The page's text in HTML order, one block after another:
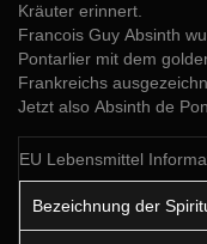
Kräuter erinnert.
Francois Guy Absinth
Pontarlier mit dem
Frankreichs
Jetzt also Absinth de
EU Lebensmittel
Bezeichnung der